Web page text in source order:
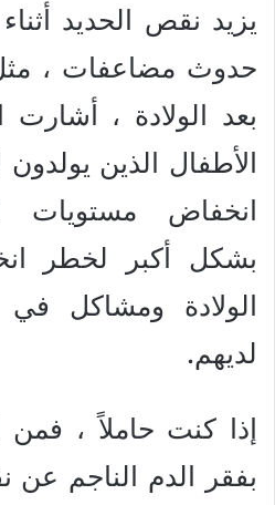
يزيد نقص الحديد
حدوث مضاعفات ، مثل
بعد الولادة ،
الأطفال الذين
انخفاض مستويات
بشكل أكبر لخطر
الولادة ومشاكل في
لديهم.
إذا كنت حاملاً ،
بفقر الدم الناجم عن